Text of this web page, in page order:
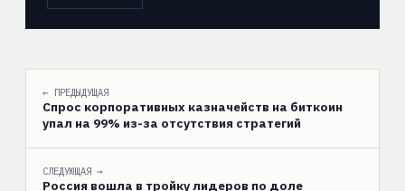
← ПРЕДЫДУЩАЯ
Спрос корпоративных казначейств на биткоин
упал на 99% из-за отсутствия стратегий
СЛЕДУЮЩАЯ →
Россия вошла в тройку лидеров по доле